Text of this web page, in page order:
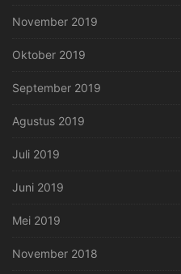
November 2019
Oktober 2019
September 2019
Agustus 2019
Juli 2019
Juni 2019
Mei 2019
November 2018